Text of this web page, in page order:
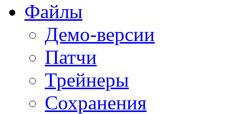
Файлы
Демо-версии
Патчи
Трейнеры
Сохранения